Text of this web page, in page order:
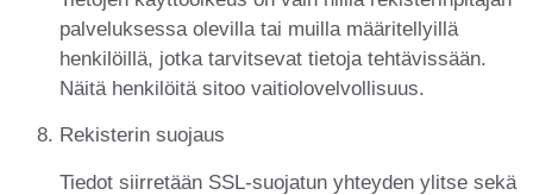
palveluksessa olevilla tai muilla määritellyillä
henkilöillä, jotka tarvitsevat tietoja tehtävissään.
Näitä henkilöitä sitoo vaitiolovelvollisuus.
Rekisterin suojaus
Tiedot siirretään SSL-suojatun yhteyden ylitse sekä